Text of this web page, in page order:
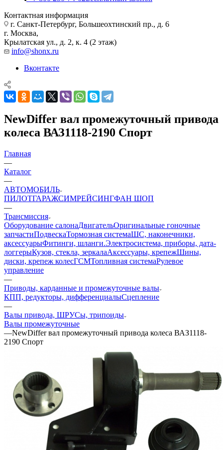
Контактная информация
г. Санкт-Петербург, Большеохтинский пр., д. 6
г. Москва,
Крылатская ул., д. 2, к. 4 (2 этаж)
info@shonx.ru
Вконтакте
NewDiffer вал промежуточный привода
колеса ВАЗ1118-2190 Спорт
Главная
—
Каталог
—
АВТОМОБИЛЬ
ПИЛОТГАРАЖСИМРЕЙСИНГФАН ШОП
—
Трансмиссия
Оборудование салонаДвигательОригинальные гоночные
запчастиПодвескаТормозная системаШС, наконечники,
аксессуарыФитинги, шланги.Электросистема, приборы, дата-
логгерыКузов, стекла, зеркалаАксессуары, крепежШины,
диски, крепеж колесГСМТопливная системаРулевое
управление
—
Приводы, карданные и промежуточные валы
КПП, редукторы, дифференциалыСцепление
—
Валы привода, ШРУСы, трипоиды
Валы промежуточные
—NewDiffer вал промежуточный привода колеса ВАЗ1118-
2190 Спорт